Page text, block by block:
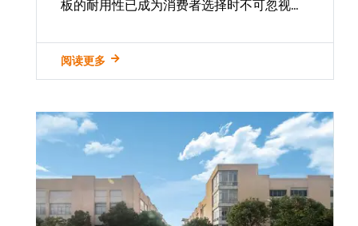
板的耐用性已成为消费者选择时不可忽视的
（石塑复合材料）凭借其耐用性逐渐成为市
场的新宠。其超越传统的品质保证，为现代
家庭和商业空间带来了前所未有的使用体
验。 ...
阅读更多